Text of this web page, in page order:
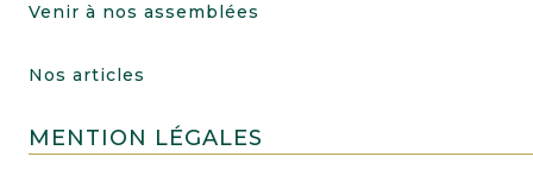
Venir à nos assemblées
Nos articles
MENTION LÉGALES